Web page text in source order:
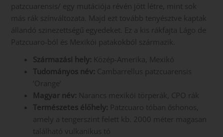
patzcuarensis/ egy mutációja révén jött létre, mint sok
más rák színváltozata. Majd ezt tovább tenyésztve kaptak
állandó szinezettségű egyedeket. Ez a kis rákfajta Lágo de
Patzcuaro-ból és Mexikói patakokból származik.
Származási hely: Közép-Amerika, Mexikó
Tudományos név: Cambarrellus patzcuarensis
’Orange’
Magyar név: Narancs mexikói törperák, CPO rák
Természetes élőhely: Patzcuaro tóban őshonos,
amely a tengerszint felett kb. 2000 méter magasan
található vulkanikus tó